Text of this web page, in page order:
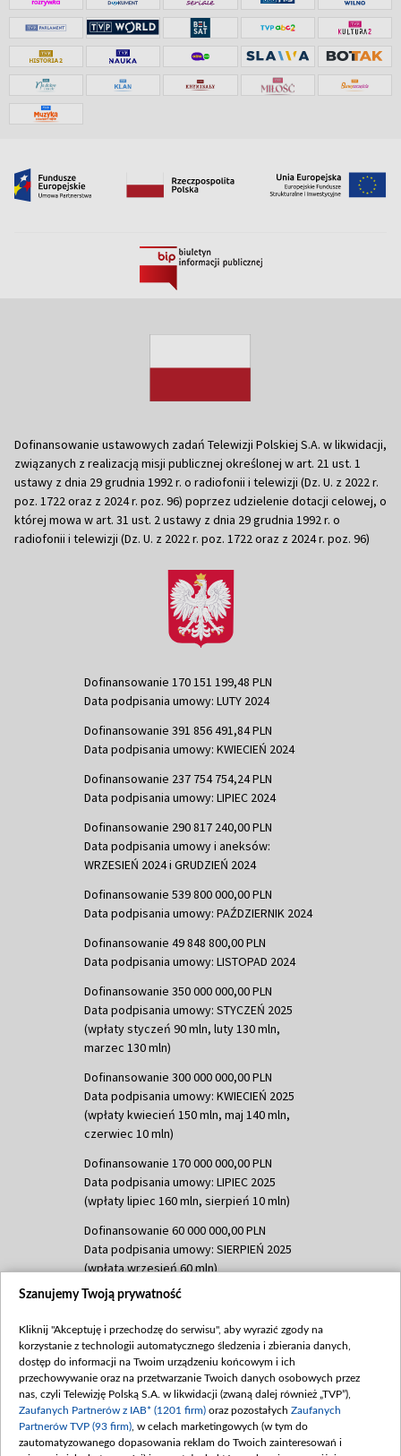
Dofinansowanie ustawowych zadań Telewizji Polskiej S.A. w likwidacji,
związanych z realizacją misji publicznej określonej w art. 21 ust. 1
ustawy z dnia 29 grudnia 1992 r. o radiofonii i telewizji (Dz. U. z 2022 r.
poz. 1722 oraz z 2024 r. poz. 96) poprzez udzielenie dotacji celowej, o
której mowa w art. 31 ust. 2 ustawy z dnia 29 grudnia 1992 r. o
radiofonii i telewizji (Dz. U. z 2022 r. poz. 1722 oraz z 2024 r. poz. 96)
Dofinansowanie 170 151 199,48 PLN
Data podpisania umowy: LUTY 2024
Dofinansowanie 391 856 491,84 PLN
Data podpisania umowy: KWIECIEŃ 2024
Dofinansowanie 237 754 754,24 PLN
Data podpisania umowy: LIPIEC 2024
Dofinansowanie 290 817 240,00 PLN
Data podpisania umowy i aneksów:
WRZESIEŃ 2024 i GRUDZIEŃ 2024
Dofinansowanie 539 800 000,00 PLN
Data podpisania umowy: PAŹDZIERNIK 2024
Dofinansowanie 49 848 800,00 PLN
Data podpisania umowy: LISTOPAD 2024
Dofinansowanie 350 000 000,00 PLN
Data podpisania umowy: STYCZEŃ 2025
(wpłaty styczeń 90 mln, luty 130 mln,
marzec 130 mln)
Dofinansowanie 300 000 000,00 PLN
Data podpisania umowy: KWIECIEŃ 2025
(wpłaty kwiecień 150 mln, maj 140 mln,
czerwiec 10 mln)
Dofinansowanie 170 000 000,00 PLN
Data podpisania umowy: LIPIEC 2025
(wpłaty lipiec 160 mln, sierpień 10 mln)
Dofinansowanie 60 000 000,00 PLN
Data podpisania umowy: SIERPIEŃ 2025
(wpłata wrzesień 60 mln)
Dofinansowanie 635 783 051,21 PLN
(wpłata wrzesień 100 mln, październik 350
mln, listopad 265 mln)
Dofinansowanie 48 862 000,00 PLN
Data podpisania umowy: GRUDZIEŃ 2025
(wpłata grudzień 60,548 mln)
Dofinansowanie 900 000 000,00 PLN
Szanujemy Twoją prywatność
Kliknij "Akceptuję i przechodzę do serwisu", aby wyrazić zgody na
korzystanie z technologii automatycznego śledzenia i zbierania danych,
dostęp do informacji na Twoim urządzeniu końcowym i ich
przechowywanie oraz na przetwarzanie Twoich danych osobowych przez
nas, czyli Telewizję Polską S.A. w likwidacji (zwaną dalej również „TVP”),
Zaufanych Partnerów z IAB* (1201 firm) oraz pozostałych Zaufanych
Partnerów TVP (93 firm) , w celach marketingowych (w tym do
zautomatyzowanego dopasowania reklam do Twoich zainteresowań i